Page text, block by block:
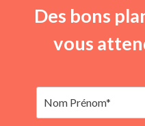
Des bons
vous